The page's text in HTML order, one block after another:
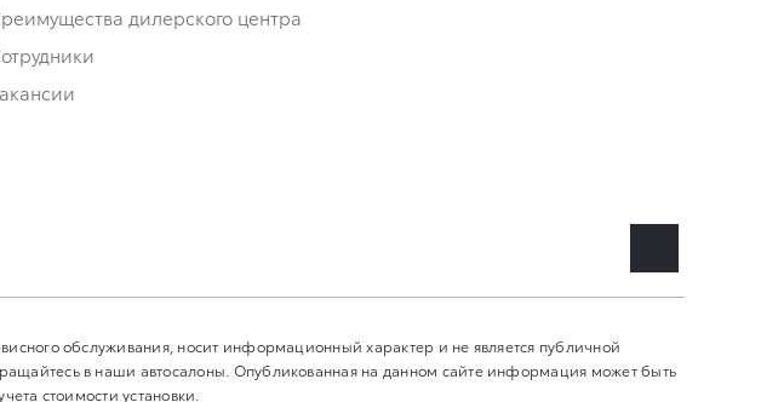
дилерского центра
обслуживания, носит информационный характер и не является публичной
в наши автосалоны. Опубликованная на данном сайте информация может быть
стоимости установки.